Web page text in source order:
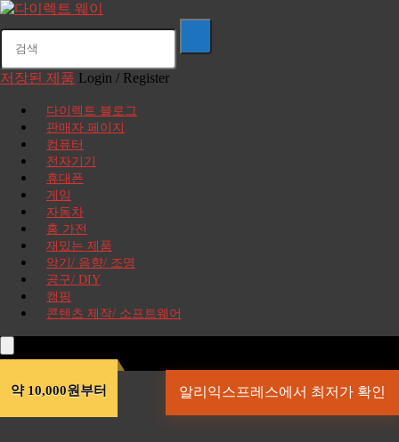
저장된 제품 Login / Register
다이렉트 블로그
판매자 페이지
컴퓨터
전자기기
휴대폰
게임
자동차
홈 가전
재밌는 제품
악기/ 음향/ 조명
공구/ DIY
캠핑
콘텐츠 제작/ 소프트웨어
약 10,000원부터 알리익스프레스에서 최저가 확인